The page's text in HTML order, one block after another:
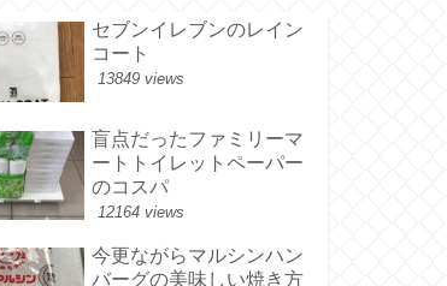
セブンイレブンのレイン
コート
13849 views
盲点だったファミリーマ
ートトイレットペーパー
のコスパ
12164 views
今更ながらマルシンハン
バーグの美味しい焼き方